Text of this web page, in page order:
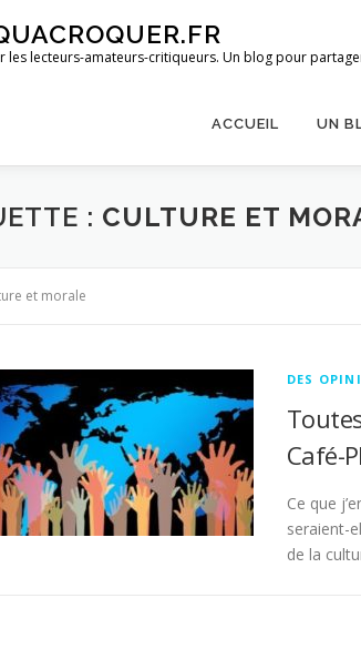
les lecteurs-amateurs-critiqueurs. Un blog pour
ACCUEIL UN
: CULTURE ET
et morale
DES
Café-
Ce que
seraient-
de la